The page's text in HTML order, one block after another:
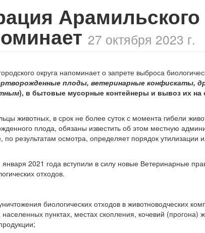
Арамильского
27 октября 2023 г.
округа напоминает о запрете выброса
плоды, ветеринарные конфискаты,
), в бытовые мусорные контейнеры и вывоз их на
животных, в срок не более суток с момента гибели
плода, обязаны известить об этом местную
результатам осмотра, определяет порядок утилизации
января 2021 года вступили в силу новые Ветеринарные
отходов.
биологических отходов в животноводческих
пунктах, местах скопления, кочевий (прогона)